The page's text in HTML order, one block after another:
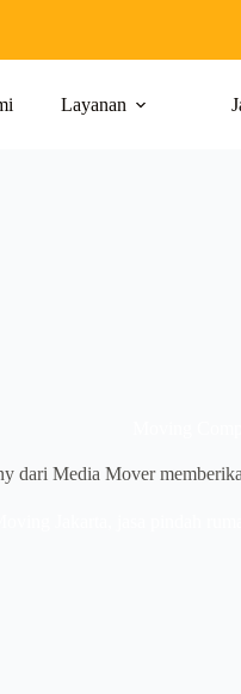
Layanan
dari Media Mover